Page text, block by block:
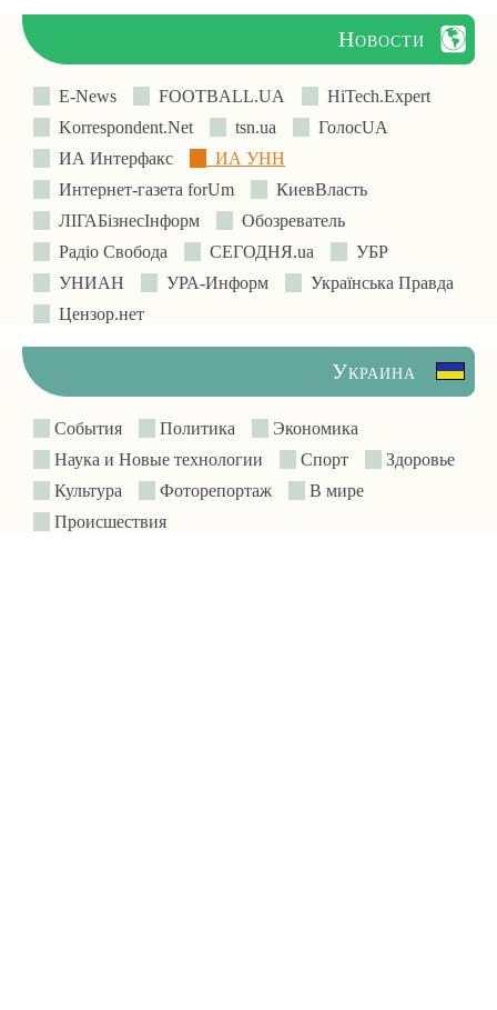
Новости
E-News FOOTBALL.UA
HiTech.Expert
Korrespondent.Net
tsn.ua
ГолосUA
ИА Интерфакс
ИА УНН
Интернет-газета forUm
КиевВласть
ЛIГАБiзнесIнформ
Обозреватель
Радіо Свобода
СЕГОДНЯ.ua
УБР
УНИАН
УРА-Информ
Українська Правда
Цензор.нет
Украина
События Политика
Экономика
Наука и Новые технологии
Спорт
Здоровье
Культура
Фоторепортаж
В мире
Происшествия